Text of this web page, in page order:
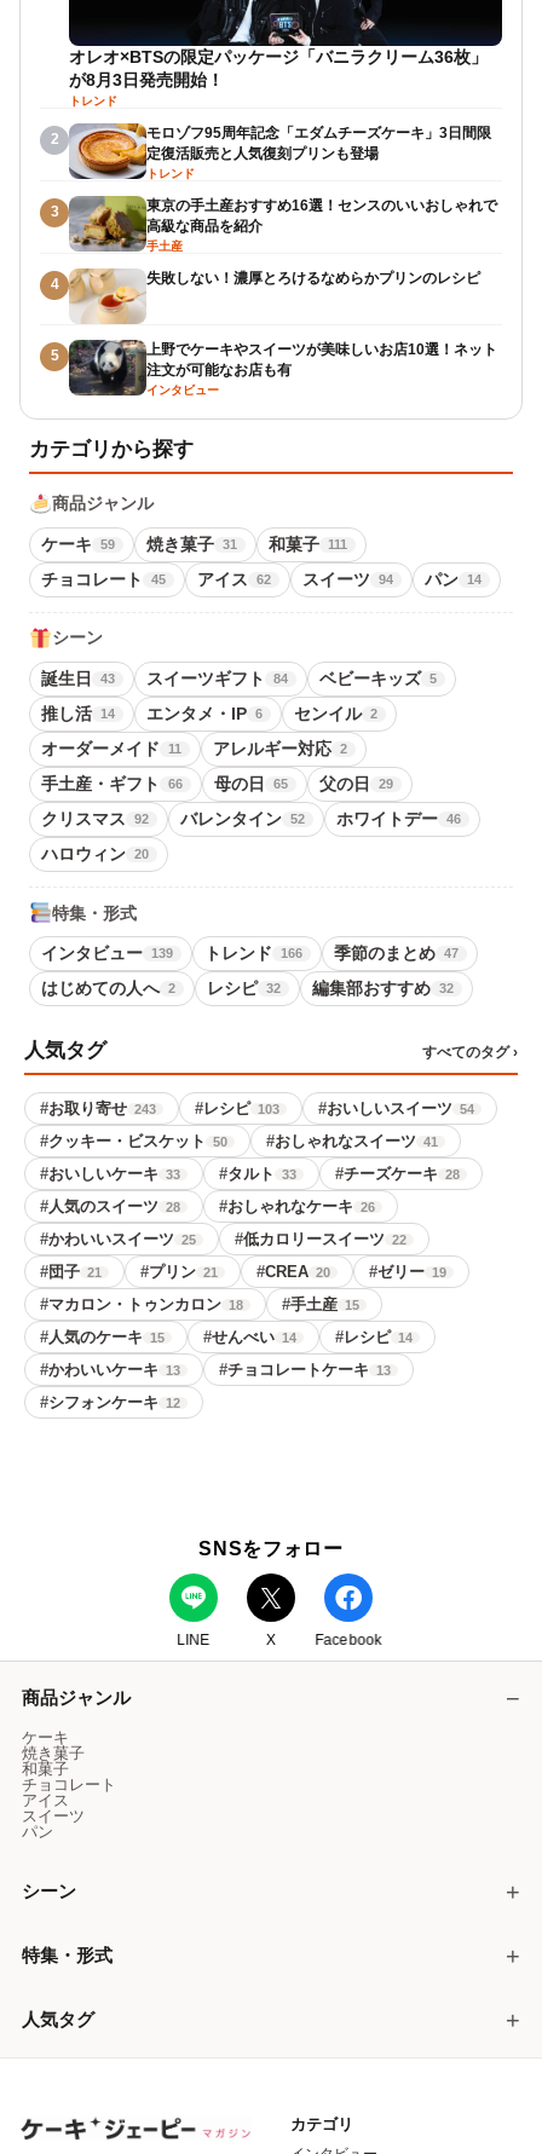
オレオ×BTSの限定パッケージ「バニラクリーム36枚」
が8月3日発売開始！
トレンド
2
モロゾフ95周年記念「エダムチーズケーキ」3日間限
定復活販売と人気復刻プリンも登場
トレンド
3
東京の手土産おすすめ16選！センスのいいおしゃれで
高級な商品を紹介
手土産
4 失敗しない！濃厚とろけるなめらかプリンのレシピ
5
上野でケーキやスイーツが美味しいお店10選！ネット
注文が可能なお店も有
インタビュー
カテゴリから探す
商品ジャンル
ケーキ 59 焼き菓子 31 和菓子 111
チョコレート 45 アイス 62 スイーツ 94 パン 14
シーン
誕生日 43 スイーツギフト 84 ベビーキッズ 5
推し活 14 エンタメ・IP 6 センイル 2
オーダーメイド 11 アレルギー対応 2
手土産・ギフト 66 母の日 65 父の日 29
クリスマス 92 バレンタイン 52 ホワイトデー 46
ハロウィン 20
特集・形式
インタビュー 139 トレンド 166 季節のまとめ 47
はじめての人へ 2 レシピ 32 編集部おすすめ 32
人気タグ すべてのタグ ›
#お取り寄せ 243 #レシピ 103 #おいしいスイーツ 54
#クッキー・ビスケット 50 #おしゃれなスイーツ 41
#おいしいケーキ 33 #タルト 33 #チーズケーキ 28
#人気のスイーツ 28 #おしゃれなケーキ 26
#かわいいスイーツ 25 #低カロリースイーツ 22
#団子 21 #プリン 21 #CREA 20 #ゼリー 19
#マカロン・トゥンカロン 18 #手土産 15
#人気のケーキ 15 #せんべい 14 #レシピ 14
#かわいいケーキ 13 #チョコレートケーキ 13
#シフォンケーキ 12
SNSをフォロー
LINE X Facebook
商品ジャンル
ケーキ
焼き菓子
和菓子
チョコレート
アイス
スイーツ
パン
シーン
特集・形式
人気タグ
カテゴリ